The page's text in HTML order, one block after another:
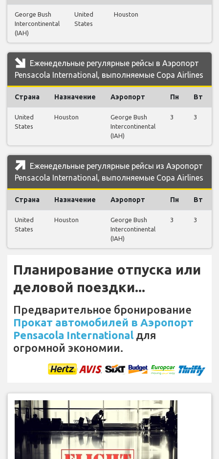
George Bush
Intercontinental
(IAH)
United
States
Houston
Еженедельные регулярные рейсы в Аэропорт
Pensacola International, выполняемые Copa Airlines
Страна Назначение Аэропорт Пн Вт
United
States
Houston
George Bush
Intercontinental
(IAH)
3 3
Еженедельные регулярные рейсы из Аэропорт
Pensacola International, выполняемые Copa Airlines
Страна Назначение Аэропорт Пн Вт
United
States
Houston
George Bush
Intercontinental
(IAH)
3 3
Планирование отпуска или
деловой поездки...
Предварительное бронирование
Прокат автомобилей в Аэропорт
Pensacola International для
огромной экономии.